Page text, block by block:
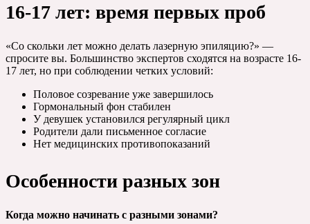
16-17 лет: время первых проб
«Со скольки лет можно делать лазерную эпиляцию?» —
спросите вы. Большинство экспертов сходятся на возрасте 16-
17 лет, но при соблюдении четких условий:
Половое созревание уже завершилось
Гормональный фон стабилен
У девушек установился регулярный цикл
Родители дали письменное согласие
Нет медицинских противопоказаний
Особенности разных зон
Когда можно начинать с разными зонами?